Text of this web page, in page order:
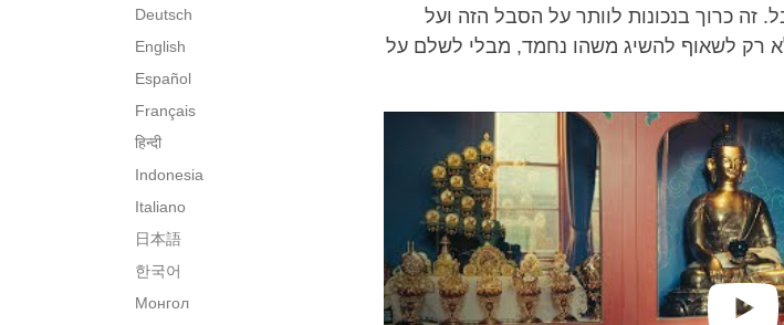
Deutsch
English
Español
Français
हिन्दी
Indonesia
Italiano
日本語
한국어
Монгол
כרוך בנכונות לוותר על הסבל הזה ועל
רק לשאוף להשיג משהו נחמד, מבלי לשלם על